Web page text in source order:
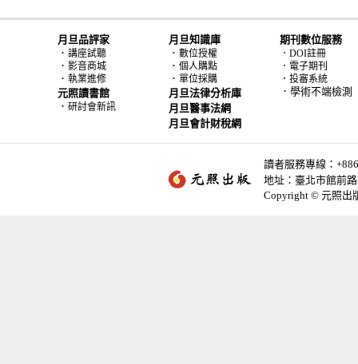
月旦品評家
． 講座試聽
． 影音商城
． 執業進修
元照讀書館
． 研討會新訊
月旦知識庫
． 數位授權
． 個人購點
． 單位採購
月旦法律分析庫
月旦醫事法網
月旦會計財稅網
期刊數位服務
．DOI註冊
．電子期刊
．投審系統
．學術不端檢測
讀者服務專線：
地址：臺北市館前
Copyright © 元照出